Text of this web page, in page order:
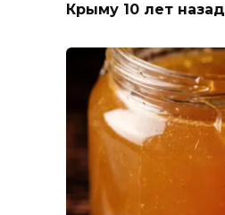
Крыму 10 лет назад